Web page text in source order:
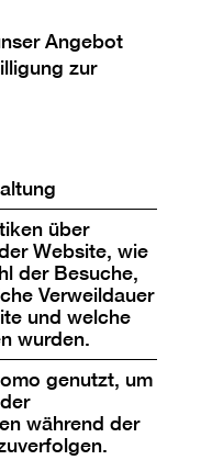
Angebote
Bestände
Angebot
zur
über
Website, wie
der Besuche,
Verweildauer
und welche
wurden.
genutzt, um
während der